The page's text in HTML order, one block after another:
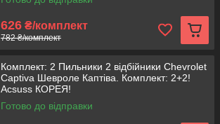
626 ₴/комплект
782 ₴/комплект
Комплект: 2 Пильники 2 відбійники Chevrolet
Captiva Шевроле Каптіва. Комплект: 2+2!
Acsuss КОРЕЯ!
Готово до відправки